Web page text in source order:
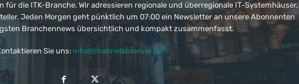
für die ITK-Branche. Wir adressieren regionale und überregionale IT-Systemhäuser,
Jeden Morgen geht pünktlich um 07:00 ein Newsletter an unsere Abonnenten
Branchennews übersichtlich und kompakt zusammenfasst.
Sie uns: info@channelobserver.de